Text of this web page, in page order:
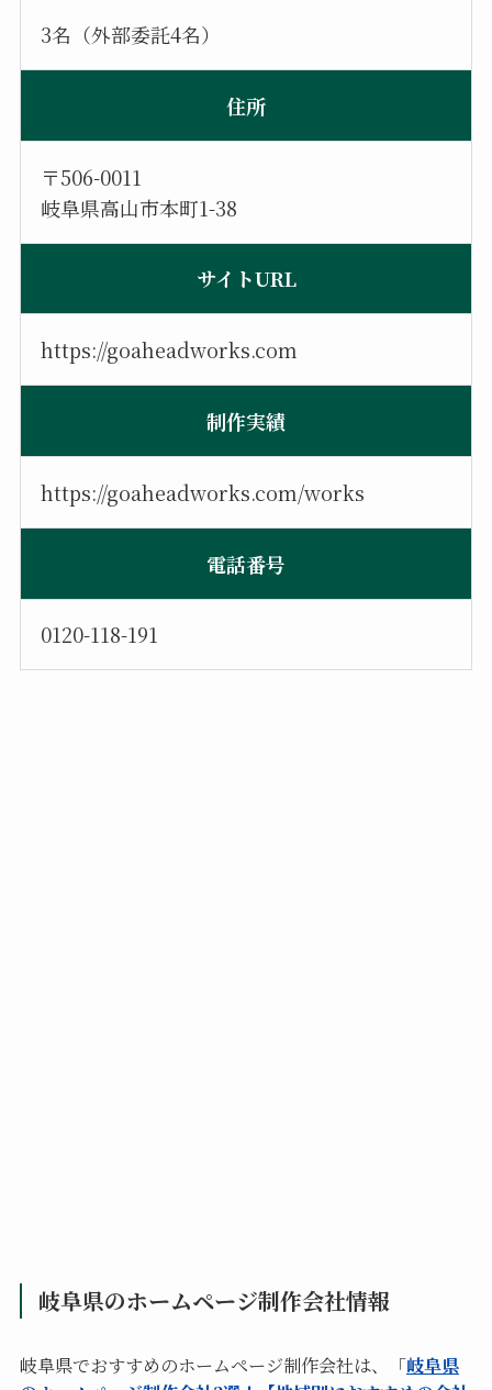
3名（外部委託4名）
住所
〒506-0011
岐阜県高山市本町1-38
サイトURL
https://goaheadworks.com
制作実績
https://goaheadworks.com/works
電話番号
0120-118-191
岐阜県のホームページ制作会社情報
岐阜県でおすすめのホームページ制作会社は、「岐阜県